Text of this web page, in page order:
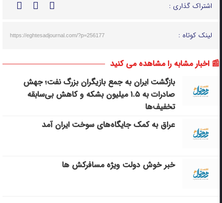
اشتراک گذاری :
لینک کوتاه : https://eghtesadjournal.com/?p=256177
📰 اخبار مشابه را مشاهده می کنید
بازگشت ایران به جمع بازیگران بزرگ نفت؛ جهش
صادرات به ۱.۵ میلیون بشکه و کاهش بی‌سابقه
تخفیف‌ها
عراق به کمک جایگاه‌های سوخت ایران آمد
خبر خوش دولت ویژه مسافرکش‌ ها